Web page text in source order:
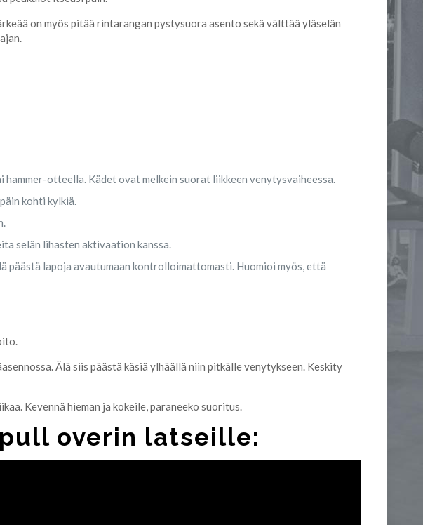
on myös pitää rintarangan pystysuora asento sekä välttää yläselän
ajan.
otteella. Kädet ovat melkein suorat liikkeen venytysvaiheessa.
kohti kylkiä.
selän lihasten aktivaation kanssa.
päästä lapoja avautumaan kontrolloimattomasti. Huomioi myös, että
Älä siis päästä käsiä ylhäällä niin pitkälle venytykseen. Keskity
Kevennä hieman ja kokeile, paraneeko suoritus.
overin latseille: